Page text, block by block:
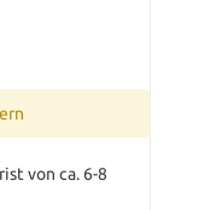
von ca. 6-8